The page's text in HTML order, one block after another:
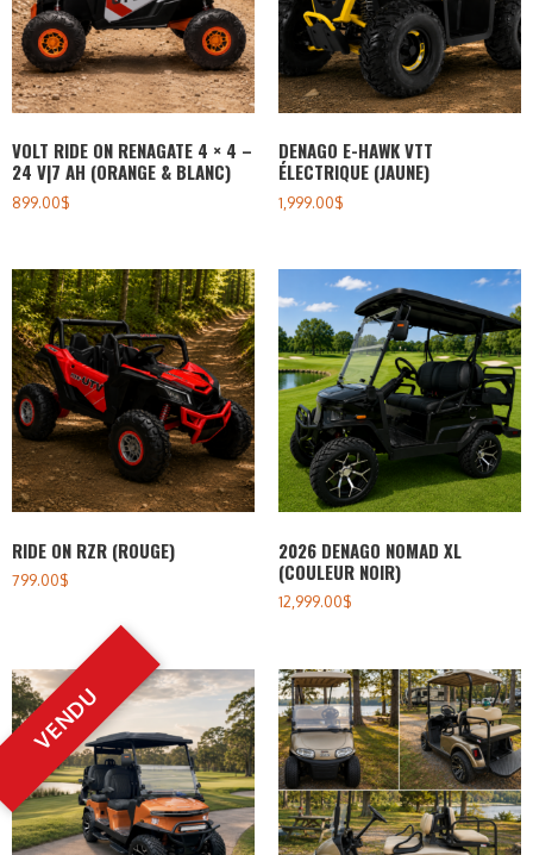
VOLT RIDE ON RENAGATE 4 × 4 –
24 V|7 AH (ORANGE & BLANC)
899.00$
DENAGO E-HAWK VTT
ÉLECTRIQUE (JAUNE)
1,999.00$
RIDE ON RZR (ROUGE)
799.00$
2026 DENAGO NOMAD XL
(COULEUR NOIR)
12,999.00$